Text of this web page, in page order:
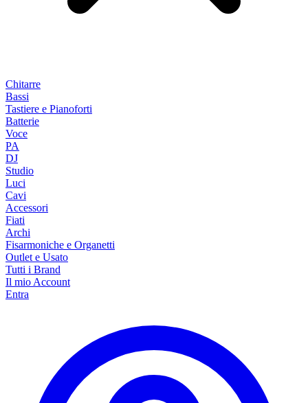
Chitarre
Bassi
Tastiere e Pianoforti
Batterie
Voce
PA
DJ
Studio
Luci
Cavi
Accessori
Fiati
Archi
Fisarmoniche e Organetti
Outlet e Usato
Tutti i Brand
Il mio Account
Entra